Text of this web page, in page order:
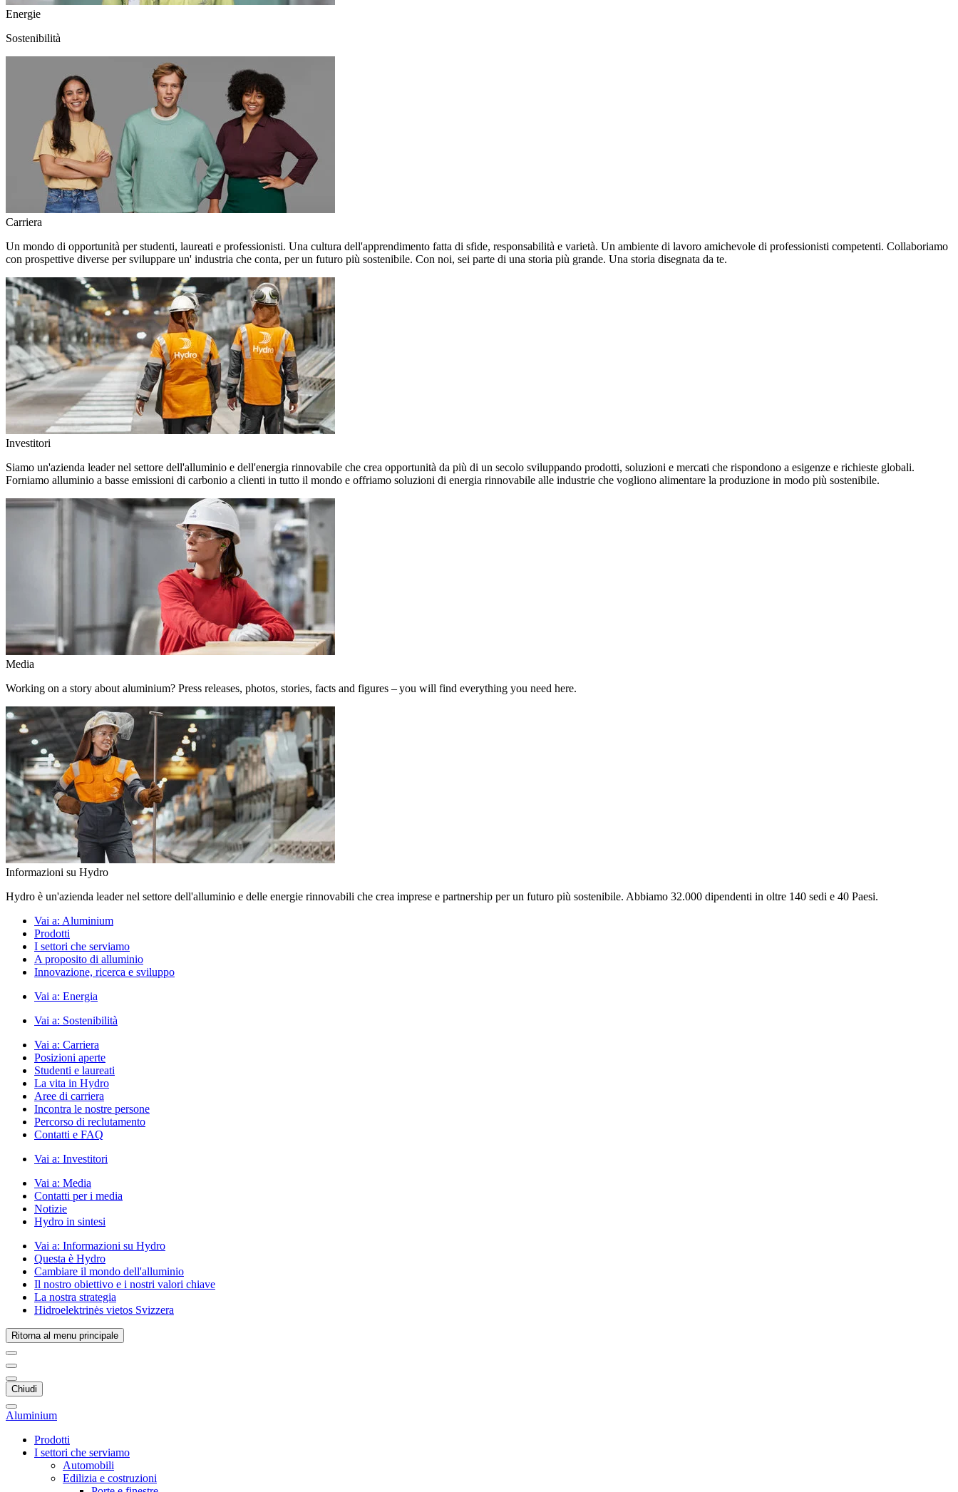
Energie
Sostenibilità
Carriera
Un mondo di opportunità per studenti, laureati e professionisti. Una cultura dell'apprendimento fatta di sfide, responsabilità e varietà. Un ambiente di lavoro amichevole di professionisti competenti. Collaboriamo
con prospettive diverse per sviluppare un' industria che conta, per un futuro più sostenibile. Con noi, sei parte di una storia più grande. Una storia disegnata da te.
Investitori
Siamo un'azienda leader nel settore dell'alluminio e dell'energia rinnovabile che crea opportunità da più di un secolo sviluppando prodotti, soluzioni e mercati che rispondono a esigenze e richieste globali.
Forniamo alluminio a basse emissioni di carbonio a clienti in tutto il mondo e offriamo soluzioni di energia rinnovabile alle industrie che vogliono alimentare la produzione in modo più sostenibile.
Media
Working on a story about aluminium? Press releases, photos, stories, facts and figures – you will find everything you need here.
Informazioni su Hydro
Hydro è un'azienda leader nel settore dell'alluminio e delle energie rinnovabili che crea imprese e partnership per un futuro più sostenibile. Abbiamo 32.000 dipendenti in oltre 140 sedi e 40 Paesi.
Vai a: Aluminium
Prodotti
I settori che serviamo
A proposito di alluminio
Innovazione, ricerca e sviluppo
Vai a: Energia
Vai a: Sostenibilità
Vai a: Carriera
Posizioni aperte
Studenti e laureati
La vita in Hydro
Aree di carriera
Incontra le nostre persone
Percorso di reclutamento
Contatti e FAQ
Vai a: Investitori
Vai a: Media
Contatti per i media
Notizie
Hydro in sintesi
Vai a: Informazioni su Hydro
Questa è Hydro
Cambiare il mondo dell'alluminio
Il nostro obiettivo e i nostri valori chiave
La nostra strategia
Hidroelektrinės vietos Svizzera
Ritorna al menu principale
Chiudi
Aluminium
Prodotti
I settori che serviamo
Automobili
Edilizia e costruzioni